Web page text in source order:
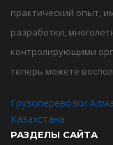
практический опыт,
разработки,
контролирующими
теперь можете
Грузоперевозки
Казахстана
РАЗДЕЛЫ САЙТА